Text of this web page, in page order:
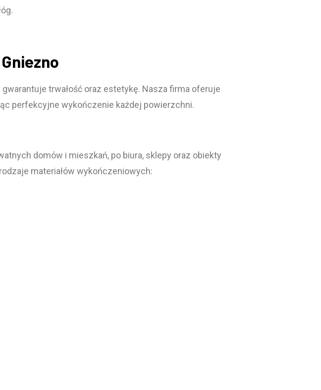
trwałość oraz estetykę. Nasza firma oferuje
perfekcyjne wykończenie każdej powierzchni.
domów i mieszkań, po biura, sklepy oraz obiekty
materiałów wykończeniowych: